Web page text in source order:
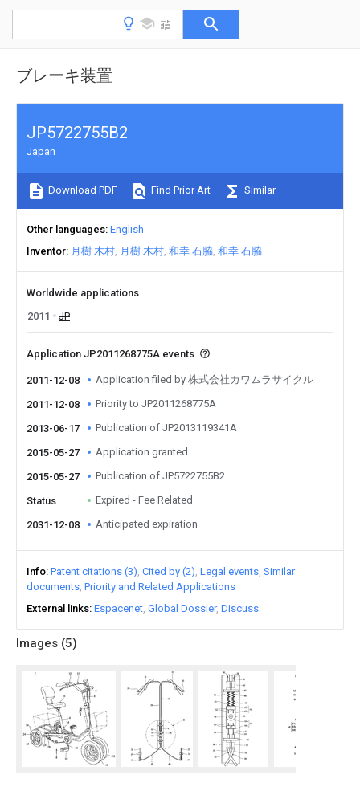
ブレーキ装置
Images (5)
JP5722755B2
Japan
Download PDF Find Prior Art Similar
Other languages English
Inventor 月樹 木村 月樹 木村 和幸 石脇 和幸 石脇
Worldwide applications
2011
JP
Application JP2011268775A events
2011-12-08 Application filed by 株式会社カワムラサイクル
2011-12-08 Priority to JP2011268775A
2013-06-17 Publication of JP2013119341A
2015-05-27 Application granted
2015-05-27 Publication of JP5722755B2
Status Expired - Fee Related
2031-12-08 Anticipated expiration
Info Patent citations (3) Cited by (2) Legal events Similar
documents Priority and Related Applications
External links Espacenet Global Dossier Discuss